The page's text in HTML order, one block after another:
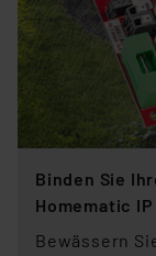
Binden Sie
Homematic
Bewässern